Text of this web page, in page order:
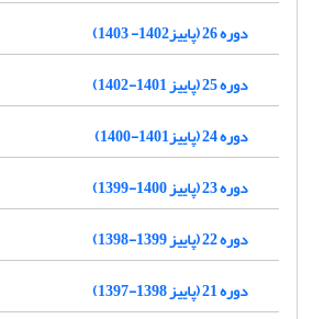
دوره 26 (پاییز1402- 1403)
دوره 25 (پاییز 1401-1402)
دوره 24 (پاییز1401-1400)
دوره 23 (پاییز 1400-1399)
دوره 22 (پاییز 1399-1398)
دوره 21 (پاییز 1398-1397)